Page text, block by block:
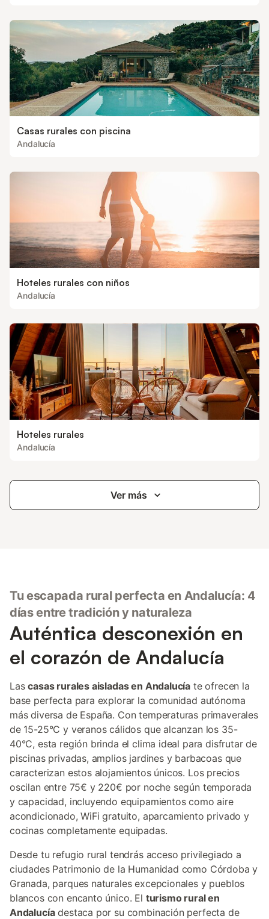
Casas rurales con piscina
Andalucía
Hoteles rurales con niños
Andalucía
Hoteles rurales
Andalucía
Ver más
Tu escapada rural perfecta en Andalucía: 4
días entre tradición y naturaleza
Auténtica desconexión en
el corazón de Andalucía
Lascasas rurales aisladas en Andalucía te ofrecen la
base perfecta para explorar la comunidad autónoma
más diversa de España. Con temperaturas primaverales
de 15-25°C y veranos cálidos que alcanzan los 35-
40°C, esta región brinda el clima ideal para disfrutar de
piscinas privadas, amplios jardines y barbacoas que
caracterizan estos alojamientos únicos. Los precios
oscilan entre 75€ y 220€ por noche según temporada
y capacidad, incluyendo equipamientos como aire
acondicionado, WiFi gratuito, aparcamiento privado y
cocinas completamente equipadas.
Desde tu refugio rural tendrás acceso privilegiado a
ciudades Patrimonio de la Humanidad como Córdoba y
Granada, parques naturales excepcionales y pueblos
blancos con encanto único. El turismo rural en
Andalucíadestaca por su combinación perfecta de